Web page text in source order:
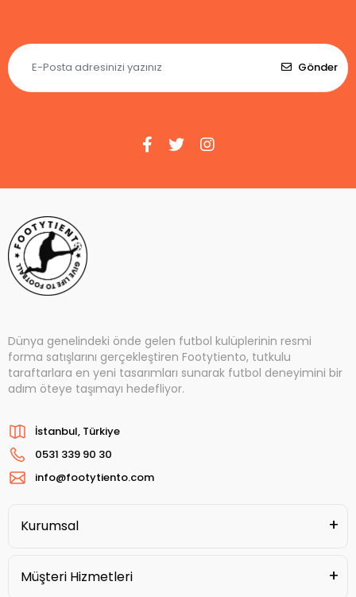
Gönder
Dünya genelindeki önde gelen futbol kulüplerinin resmi
forma satışlarını gerçekleştiren Footytiento, tutkulu
taraftarlara en yeni tasarımları sunarak futbol deneyimini bir
adım öteye taşımayı hedefliyor.
İstanbul, Türkiye
0531 339 90 30
info@footytiento.com
Kurumsal
Müşteri Hizmetleri